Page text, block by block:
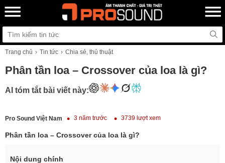
Trang chủ Tin tức Chia sẻ, thủ thuật
Phân tần loa – Crossover của loa là gì?
AI tóm tắt bài viết này:
Pro Sound Việt Nam 3 năm trước 3739 lượt xem
Phân tần loa – Crossover của loa là gì?
Nội dung chính